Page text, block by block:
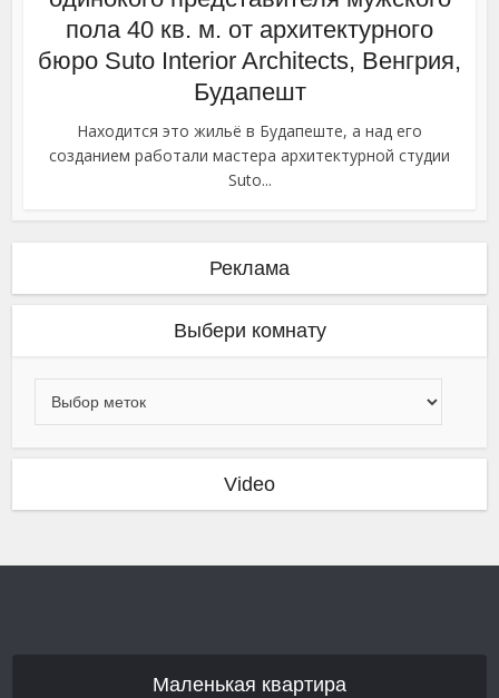
пола 40 кв. м. от архитектурного
бюро Suto Interior Architects, Венгрия,
Будапешт
Находится это жильё в Будапеште, а над его
созданием работали мастера архитектурной студии
Suto...
Реклама
Выбери комнату
Video
Маленькая квартира